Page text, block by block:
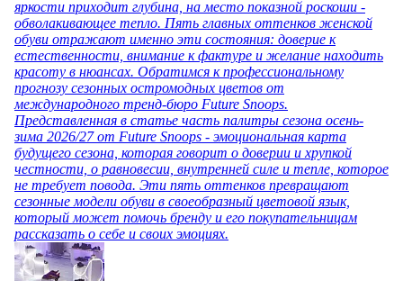
яркости приходит глубина, на место показной роскоши -
обволакивающее тепло. Пять главных оттенков женской
обуви отражают именно эти состояния: доверие к
естественности, внимание к фактуре и желание находить
красоту в нюансах. Обратимся к профессиональному
прогнозу сезонных остромодных цветов от
международного тренд-бюро Future Snoops.
Представленная в статье часть палитры сезона осень-
зима 2026/27 от Future Snoops - эмоциональная карта
будущего сезона, которая говорит о доверии и хрупкой
честности, о равновесии, внутренней силе и тепле, которое
не требует повода. Эти пять оттенков превращают
сезонные модели обуви в своеобразный цветовой язык,
который может помочь бренду и его покупательницам
рассказать о себе и своих эмоциях.